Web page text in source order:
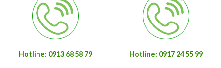
Hotline: 0913 68 58 79 Hotline: 0917 24 55 99